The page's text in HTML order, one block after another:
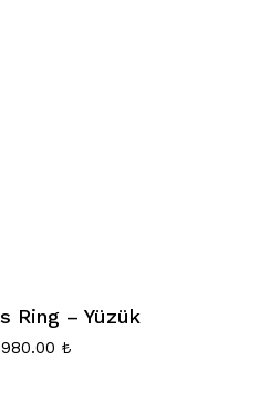
Ring – Yüzük
980.00 ₺